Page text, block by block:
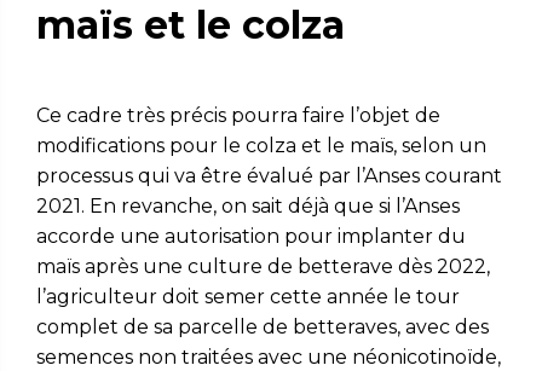
maïs et le colza
Ce cadre très précis pourra faire l’objet de
modifications pour le colza et le maïs, selon un
processus qui va être évalué par l’Anses courant
2021. En revanche, on sait déjà que si l’Anses
accorde une autorisation pour implanter du
maïs après une culture de betterave dès 2022,
l’agriculteur doit semer cette année le tour
complet de sa parcelle de betteraves, avec des
semences non traitées avec une néonicotinoïde,